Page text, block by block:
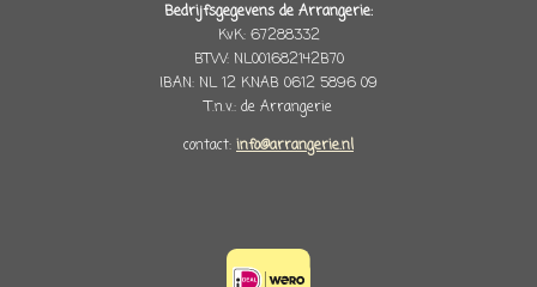
Bedrijfsgegevens de Arrangerie:
KvK: 67288332
BTW: NL001682142B70
IBAN: NL 12 KNAB 0612 5896 09
T.n.v.: de Arrangerie
contact: info@arrangerie.nl